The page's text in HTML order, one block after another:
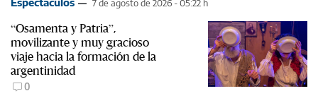
7 de agosto de 2026 - 05:22 h
“Osamenta y Patria”,
movilizante y muy gracioso
viaje hacia la formación de la
argentinidad
0